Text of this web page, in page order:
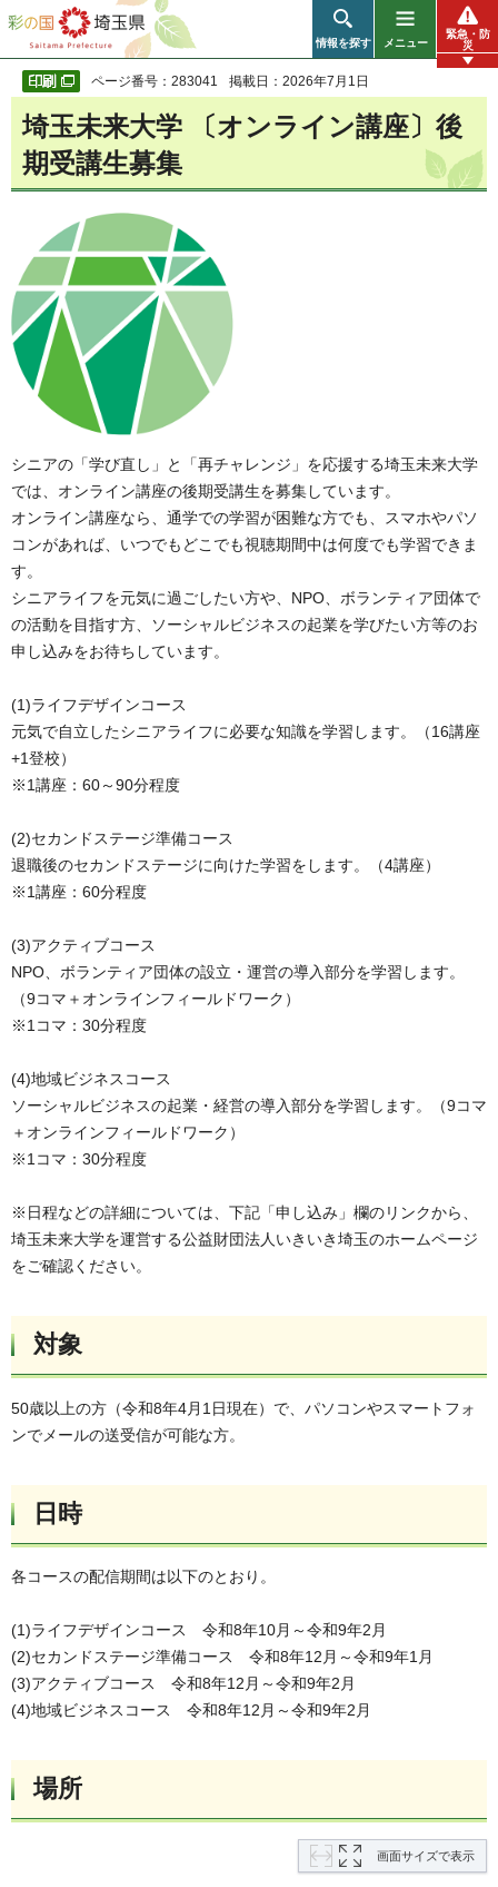
彩の国 埼玉県
情報を探す メニュー
緊急・防
災
ページ番号：283041 掲載日：2026年7月1日
埼玉未来大学 〔オンライン講座〕後
期受講生募集
シニアの「学び直し」と「再チャレンジ」を応援する埼玉未来大学
では、オンライン講座の後期受講生を募集しています。
オンライン講座なら、通学での学習が困難な方でも、スマホやパソ
コンがあれば、いつでもどこでも視聴期間中は何度でも学習できま
す。
シニアライフを元気に過ごしたい方や、NPO、ボランティア団体で
の活動を目指す方、ソーシャルビジネスの起業を学びたい方等のお
申し込みをお待ちしています。
(1)ライフデザインコース
元気で自立したシニアライフに必要な知識を学習します。（16講座
+1登校）
※1講座：60～90分程度
(2)セカンドステージ準備コース
退職後のセカンドステージに向けた学習をします。（4講座）
※1講座：60分程度
(3)アクティブコース
NPO、ボランティア団体の設立・運営の導入部分を学習します。
（9コマ＋オンラインフィールドワーク）
※1コマ：30分程度
(4)地域ビジネスコース
ソーシャルビジネスの起業・経営の導入部分を学習します。（9コマ
＋オンラインフィールドワーク）
※1コマ：30分程度
※日程などの詳細については、下記「申し込み」欄のリンクから、
埼玉未来大学を運営する公益財団法人いきいき埼玉のホームページ
をご確認ください。
対象
50歳以上の方（令和8年4月1日現在）で、パソコンやスマートフォ
ンでメールの送受信が可能な方。
日時
各コースの配信期間は以下のとおり。
(1)ライフデザインコース 令和8年10月～令和9年2月
(2)セカンドステージ準備コース 令和8年12月～令和9年1月
(3)アクティブコース 令和8年12月～令和9年2月
(4)地域ビジネスコース 令和8年12月～令和9年2月
場所
画面サイズで表示